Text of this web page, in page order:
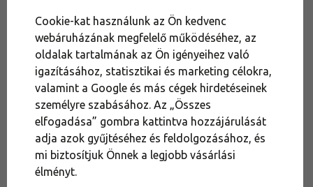
szükséged?
Outdoor Expert +36 1 451 89 80
vagy írj nekünk chaten (Hé–Pé 8:00–16:30)
Túracipők Alacsony szárú túracipők
Női outdoor cipők és sportcipők
Cookie-kat használunk az Ön kedvenc
webáruházának megfelelő működéséhez, az
oldalak tartalmának az Ön igényeihez való
igazításához, statisztikai és marketing célokra,
valamint a Google és más cégek hirdetéseinek
személyre szabásához. Az „Összes
elfogadása” gombra kattintva hozzájárulását
adja azok gyűjtéséhez és feldolgozásához, és
mi biztosítjuk Önnek a legjobb vásárlási
élményt.